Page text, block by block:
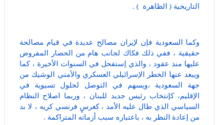
التاريخية ( الظاهرة ) .
وكما السعودية فإن لإيران مصالح عديدة في قيام مصالحة
حقيقية ، ففي ذلك فكاك لجانب هام من الحصار المفروض
عليها منذ عقود ، والذي إستفحل في السنوات الأخيرة ، كما
ويبعد عنها الخطر الإسرائيلي العسكري والأمني الوشيك من
جهة السعودية ،ويسهم في التوصل لحلول تسيوية في
الإقليم، كإنتخاب رئيس جديد للبنان ، وربما اصلاح النظام
السياسي الذي طال عليه الأمد ، كغرسٍ فرنسي كريه ، لا بد
من إعادة النظر به ، باعتباره سبب أزماته المتراكمة .